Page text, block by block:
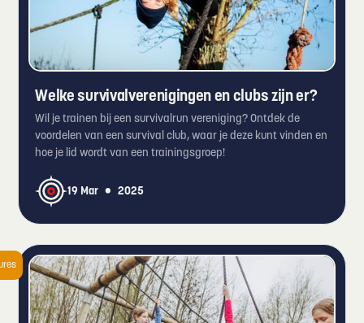
Welke survivalverenigingen en clubs zijn er?
Wil je trainen bij een survivalrun vereniging? Ontdek de
voordelen van een survival club, waar je deze kunt vinden en
hoe je lid wordt van een trainingsgroep!
19 Mar • 2025